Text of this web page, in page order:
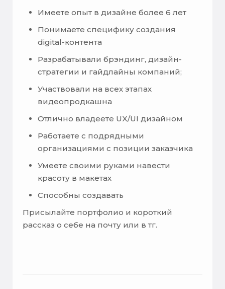
Имеете опыт в дизайне более 6 лет
Понимаете специфику создания
digital-контента
Разрабатывали брэндинг, дизайн-
стратегии и гайдлайны компаний;
Участвовали на всех этапах
видеопродкашна
Отлично владеете UX/UI дизайном
Работаете с подрядными
организациями с позиции заказчика
Умеете своими руками навести
красоту в макетах
Способны создавать
Присылайте портфолио и короткий
рассказ о себе на почту или в тг.